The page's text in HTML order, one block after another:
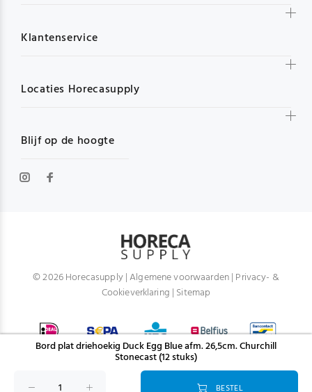
Bord plat driehoekig Duck Egg Blue afm. 26,5cm. Churchill
Stonecast (12 stuks)
BESTEL
Blijf op de hoogte
Klantenservice
Locaties Horecasupply
© 2026 Horecasupply |Algemene voorwaarden| Privacy- &
Cookieverklaring | Sitemap